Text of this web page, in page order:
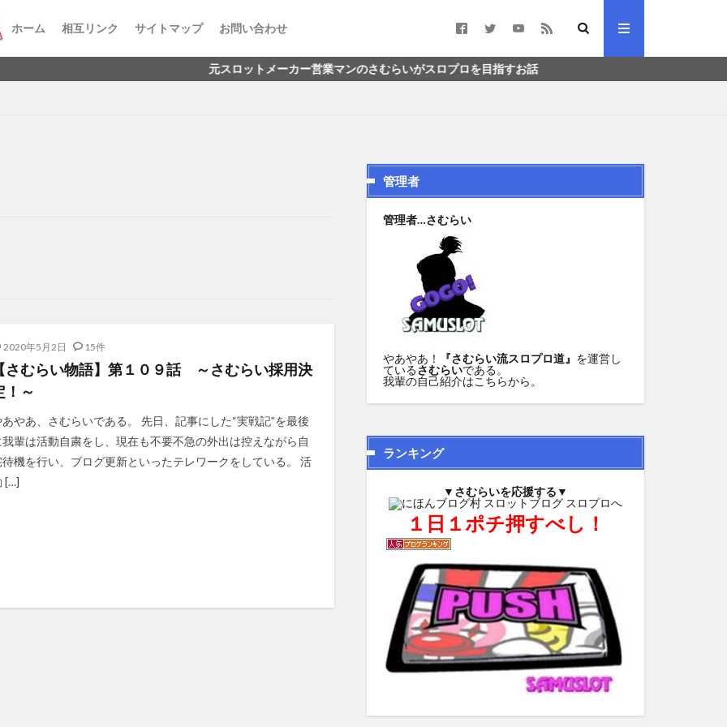
ホーム 相互リンク サイトマップ お問い合わせ
元スロットメーカー営業マンのさむらいがスロプロを目指すお話
2020年5月2日 15件
さむらい物語】第１０９話 ～さむらい採用決
！～
あやあ、さむらいである。 先日、記事にした“実戦記”を最後
我輩は活動自粛をし、現在も不要不急の外出は控えながら自
待機を行い、ブログ更新といったテレワークをしている。 活
[…]
管理者
管理者…さむらい
やあやあ！ 『さむらい流スロプロ道』 を運営し
ているさむらいである。
我輩の自己紹介はこちらから。
ランキング
▼さむらいを応援する▼
１日１ポチ押すべし！